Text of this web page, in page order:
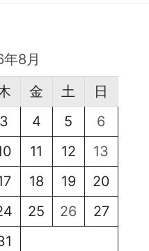
8月
金 土
日
3 4 5
6
11 12
13
18 19
20
25 26
27